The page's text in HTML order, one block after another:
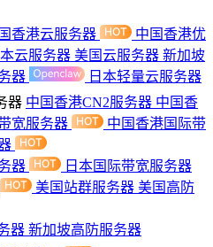
香港云服务器
中国香港优
本云服务器 美国云服务器 新加坡
器
日本轻量云服务器
器 中国香港CN2服务器 中国香
宽服务器
中国香港国际带
器
日本国际带宽服务器
美国站群服务器 美国高防
器 新加坡高防服务器